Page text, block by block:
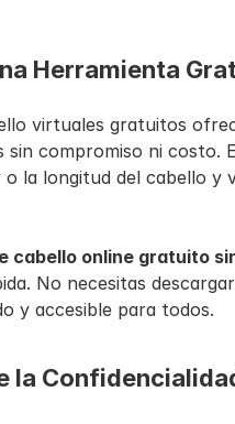
Herramienta
virtuales gratuitos
sin compromiso ni
la longitud del cabello y
cabello online gratuito
No necesitas
y accesible para todos.
la